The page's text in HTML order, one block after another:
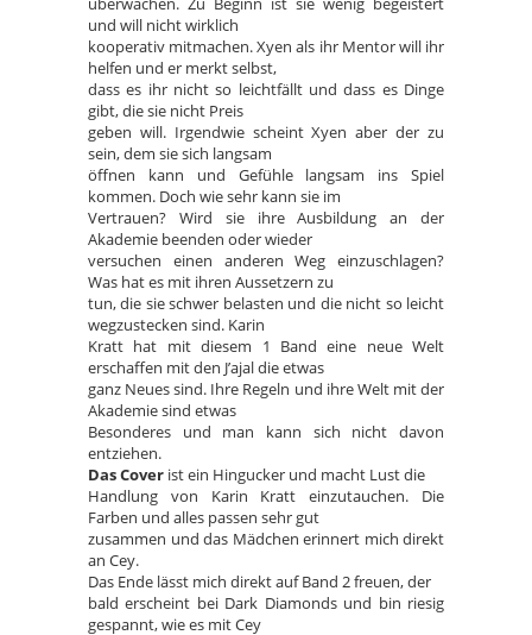
und will nicht wirklich
kooperativ mitmachen. Xyen als ihr Mentor will ihr
helfen und er merkt selbst,
dass es ihr nicht so leichtfällt und dass es Dinge
gibt, die sie nicht Preis
geben will. Irgendwie scheint Xyen aber der zu
sein, dem sie sich langsam
öffnen kann und Gefühle langsam ins Spiel
kommen. Doch wie sehr kann sie im
Vertrauen? Wird sie ihre Ausbildung an der
Akademie beenden oder wieder
versuchen einen anderen Weg einzuschlagen?
Was hat es mit ihren Aussetzern zu
tun, die sie schwer belasten und die nicht so leicht
wegzustecken sind. Karin
Kratt hat mit diesem 1 Band eine neue Welt
erschaffen mit den J’ajal die etwas
ganz Neues sind. Ihre Regeln und ihre Welt mit der
Akademie sind etwas
Besonderes und man kann sich nicht davon
entziehen.
Das Cover ist ein Hingucker und macht Lust die
Handlung von Karin Kratt einzutauchen. Die
Farben und alles passen sehr gut
zusammen und das Mädchen erinnert mich direkt
an Cey.
Das Ende lässt mich direkt auf Band 2 freuen, der
bald erscheint bei Dark Diamonds und bin riesig
gespannt, wie es mit Cey